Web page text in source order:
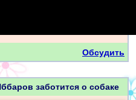
Обсудить
заботится о собаке